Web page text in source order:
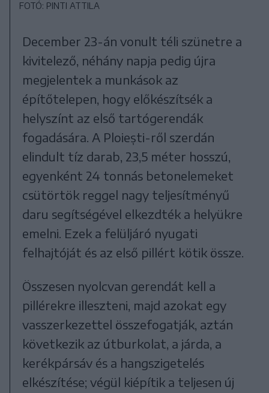
FOTÓ: PINTI ATTILA
December 23-án vonult téli szünetre a
kivitelező, néhány napja pedig újra
megjelentek a munkások az
építőtelepen, hogy előkészítsék a
helyszínt az első tartógerendák
fogadására. A Ploiești-ről szerdán
elindult tíz darab, 23,5 méter hosszú,
egyenként 24 tonnás betonelemeket
csütörtök reggel nagy teljesítményű
daru segítségével elkezdték a helyükre
emelni. Ezek a felüljáró nyugati
felhajtóját és az első pillért kötik össze.
Összesen nyolcvan gerendát kell a
pillérekre illeszteni, majd azokat egy
vasszerkezettel összefogatják, aztán
következik az útburkolat, a járda, a
kerékpársáv és a hangszigetelés
elkészítése; végül kiépítik a teljesen új